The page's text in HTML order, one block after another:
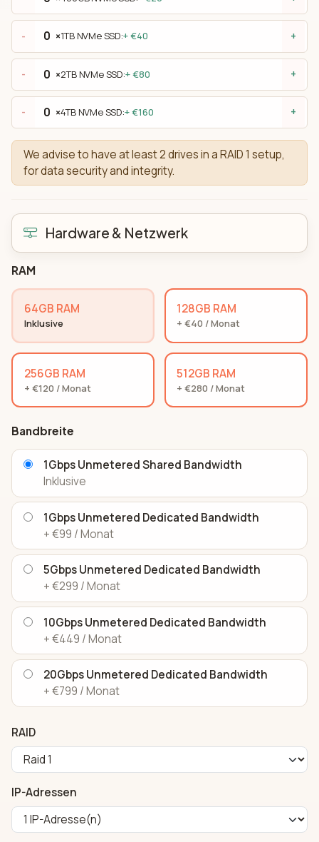
- ×1TB NVMe SSD:+ €40 +
- ×2TB NVMe SSD:+ €80 +
- ×4TB NVMe SSD:+ €160 +
We advise to have at least 2 drives in a RAID 1 setup,
for data security and integrity.
Hardware & Netzwerk
RAM
64GB RAM
Inklusive
128GB RAM
+ €40 / Monat
256GB RAM
+ €120 / Monat
512GB RAM
+ €280 / Monat
Bandbreite
1Gbps Unmetered Shared Bandwidth
Inklusive
1Gbps Unmetered Dedicated Bandwidth
+ €99 / Monat
5Gbps Unmetered Dedicated Bandwidth
+ €299 / Monat
10Gbps Unmetered Dedicated Bandwidth
+ €449 / Monat
20Gbps Unmetered Dedicated Bandwidth
+ €799 / Monat
RAID
IP-Adressen